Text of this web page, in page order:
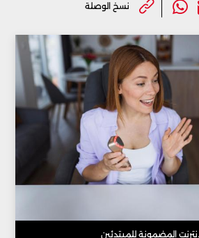
نسخ الوصلة
المضمونة للمبتدئين